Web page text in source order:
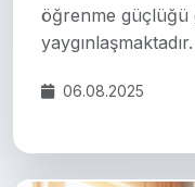
öğrenme güçlüğü
06.08.2025